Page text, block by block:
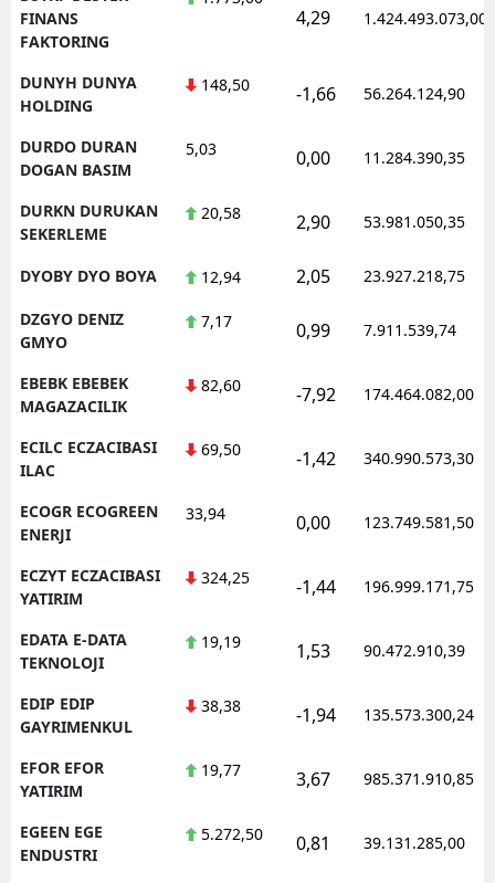
FINANS
FAKTORING
4,29 1.424.493.073,00
DUNYH DUNYA
HOLDING
148,50 -1,66 56.264.124,90
DURDO DURAN
DOGAN BASIM
5,03 0,00 11.284.390,35
DURKN DURUKAN
SEKERLEME
20,58 2,90 53.981.050,35
DYOBY DYO BOYA 12,94 2,05 23.927.218,75
DZGYO DENIZ
GMYO
7,17 0,99 7.911.539,74
EBEBK EBEBEK
MAGAZACILIK
82,60 -7,92 174.464.082,00
ECILC ECZACIBASI
ILAC
69,50 -1,42 340.990.573,30
ECOGR ECOGREEN
ENERJI
33,94 0,00 123.749.581,50
ECZYT ECZACIBASI
YATIRIM
324,25 -1,44 196.999.171,75
EDATA E-DATA
TEKNOLOJI
19,19 1,53 90.472.910,39
EDIP EDIP
GAYRIMENKUL
38,38 -1,94 135.573.300,24
EFOR EFOR
YATIRIM
19,77 3,67 985.371.910,85
EGEEN EGE
ENDUSTRI
5.272,50 0,81 39.131.285,00